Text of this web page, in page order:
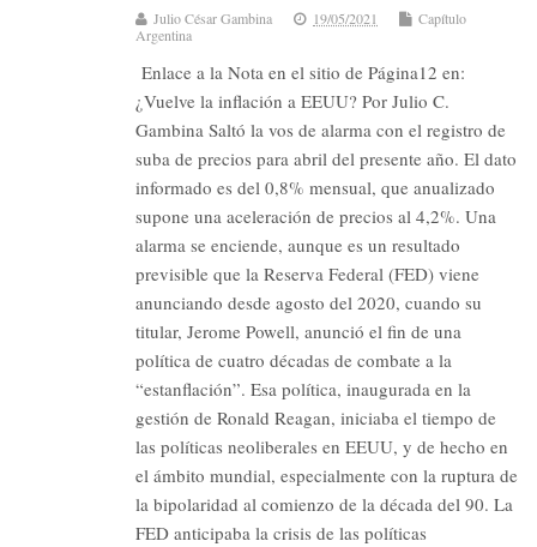
Julio César Gambina 19/05/2021
Capítulo
Argentina
Enlace a la Nota en el sitio de Página12 en:
¿Vuelve la inflación a EEUU? Por Julio C.
Gambina Saltó la vos de alarma con el registro de
suba de precios para abril del presente año. El dato
informado es del 0,8% mensual, que anualizado
supone una aceleración de precios al 4,2%. Una
alarma se enciende, aunque es un resultado
previsible que la Reserva Federal (FED) viene
anunciando desde agosto del 2020, cuando su
titular, Jerome Powell, anunció el fin de una
política de cuatro décadas de combate a la
“estanflación”. Esa política, inaugurada en la
gestión de Ronald Reagan, iniciaba el tiempo de
las políticas neoliberales en EEUU, y de hecho en
el ámbito mundial, especialmente con la ruptura de
la bipolaridad al comienzo de la década del 90. La
FED anticipaba la crisis de las políticas